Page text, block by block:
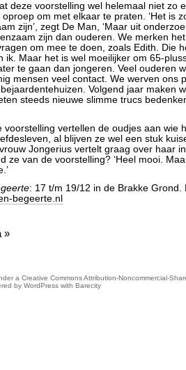
deze voorstelling wel helemaal niet zo
om met elkaar te praten. ‘Het is
zijn’, zegt De Man, ‘Maar uit
zijn dan ouderen. We merken
om mee te doen, zoals Edith. Die
ik. Maar het is wel moeilijker om 65-
te gaan dan jongeren. Veel ouderen
mensen veel contact. We werven ons
Volgend jaar maken
steeds nieuwe slimme trucs
voorstelling vertellen de oudjes aan wie
al blijven ze wel een stuk
Jongerius vertelt graag over haar
ze van de voorstelling? ‘Heel mooi.
: 17 t/m 19/12 in de Brakke Grond.
begeerte.nl
»
a Creative Commons Attribution-Noncommercial-
by WordPress with Barecity